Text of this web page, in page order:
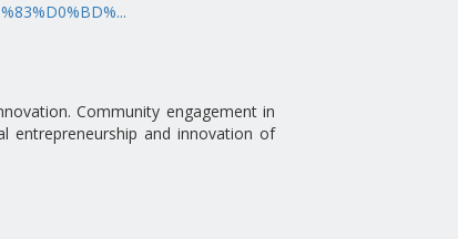
Community engagement in
entrepreneurship and innovation of